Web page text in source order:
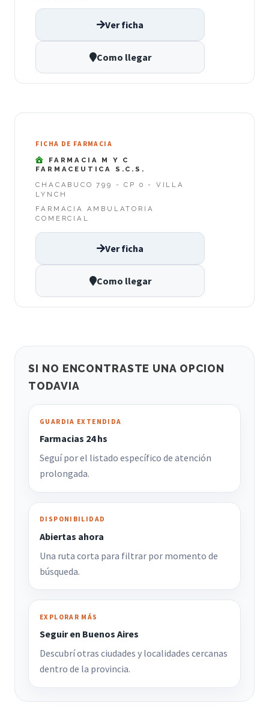
Ver ficha
Como llegar
FICHA DE FARMACIA
FARMACIA M Y C
FARMACEUTICA S.C.S.
CHACABUCO 799 - CP 0 - VILLA
LYNCH
FARMACIA AMBULATORIA
COMERCIAL
Ver ficha
Como llegar
SI NO ENCONTRASTE UNA OPCION
TODAVIA
GUARDIA EXTENDIDA
Farmacias 24 hs
Seguí por el listado específico de atención
prolongada.
DISPONIBILIDAD
Abiertas ahora
Una ruta corta para filtrar por momento de
búsqueda.
EXPLORAR MÁS
Seguir en Buenos Aires
Descubrí otras ciudades y localidades cercanas
dentro de la provincia.